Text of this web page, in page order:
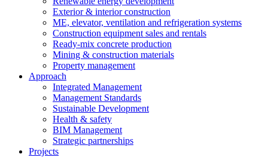
Exterior & interior construction
ME, elevator, ventilation and refrigeration systems
Construction equipment sales and rentals
Ready-mix concrete production
Mining & construction materials
Property management
Approach
Integrated Management
Management Standards
Sustainable Development
Health & safety
BIM Management
Strategic partnerships
Projects